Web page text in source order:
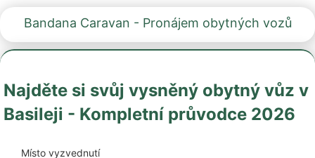
Bandana Caravan - Pronájem obytných vozů
Najděte si svůj vysněný obytný vůz v
Basileji - Kompletní průvodce 2026
Místo vyzvednutí